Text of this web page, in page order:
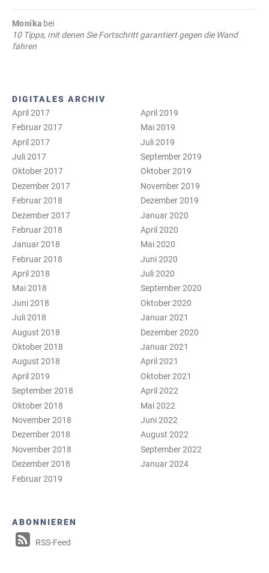
Monika bei
10 Tipps, mit denen Sie Fortschritt garantiert gegen die Wand
fahren
DIGITALES ARCHIV
April 2017
Februar 2017
April 2017
Juli 2017
Oktober 2017
Dezember 2017
Februar 2018
Dezember 2017
Februar 2018
Januar 2018
Februar 2018
April 2018
Mai 2018
Juni 2018
Juli 2018
August 2018
Oktober 2018
August 2018
April 2019
September 2018
Oktober 2018
November 2018
Dezember 2018
November 2018
Dezember 2018
Februar 2019
April 2019
Mai 2019
Juli 2019
September 2019
Oktober 2019
November 2019
Dezember 2019
Januar 2020
April 2020
Mai 2020
Juni 2020
Juli 2020
September 2020
Oktober 2020
Januar 2021
Dezember 2020
Januar 2021
April 2021
Oktober 2021
April 2022
Mai 2022
Juni 2022
August 2022
September 2022
Januar 2024
ABONNIEREN
RSS-Feed